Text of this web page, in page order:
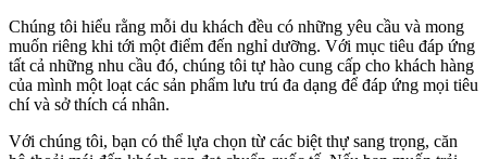
Chúng tôi hiểu rằng mỗi du khách đều có những yêu cầu và mong
muốn riêng khi tới một điểm đến nghỉ dưỡng. Với mục tiêu đáp ứng
tất cả những nhu cầu đó, chúng tôi tự hào cung cấp cho khách hàng
của mình một loạt các sản phẩm lưu trú đa dạng để đáp ứng mọi tiêu
chí và sở thích cá nhân.
Với chúng tôi, bạn có thể lựa chọn từ các biệt thự sang trọng, căn